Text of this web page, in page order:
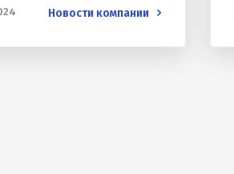
месяцев специалисты
поддержку ранее
Новости компании